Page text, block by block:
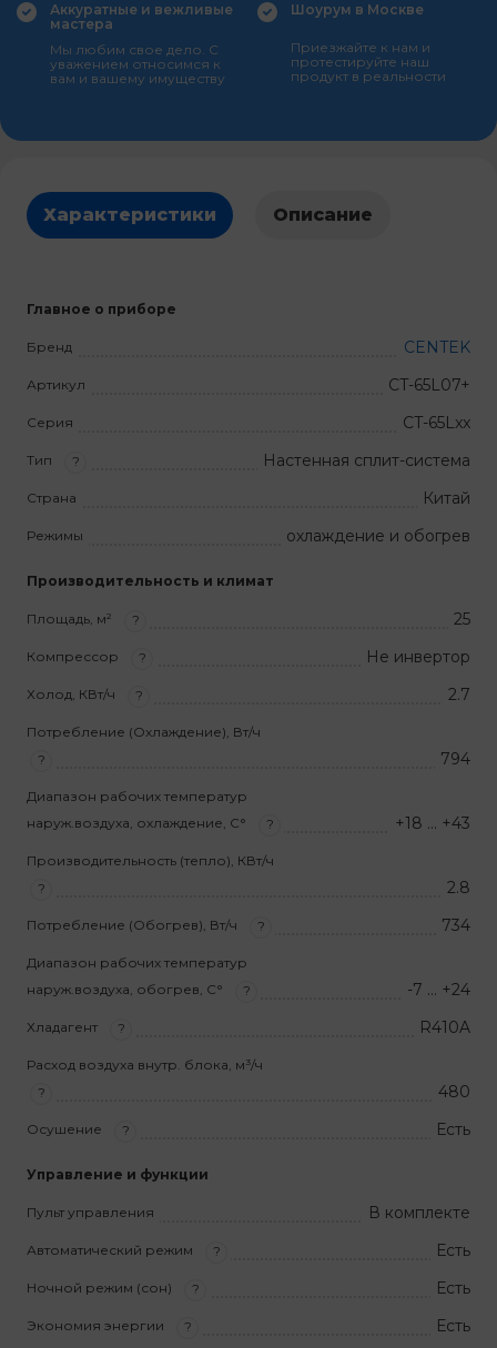
Аккуратные и вежливые
мастера
Мы любим свое дело. С
уважением относимся к
вам и вашему имуществу
Шоурум в Москве
Приезжайте к нам и
протестируйте наш
продукт в реальности
Характеристики Описание
Главное о приборе
Бренд CENTEK
Артикул CT-65L07+
Серия CT-65Lxx
Тип ? Настенная сплит-система
Страна Китай
Режимы охлаждение и обогрев
Производительность и климат
Площадь, м² ? 25
Компрессор ? Не инвертор
Холод, КВт/ч ? 2.7
Потребление (Охлаждение), Вт/ч
?
794
Диапазон рабочих температур
наруж.воздуха, охлаждение, С°
? +18 … +43
Производительность (тепло), КВт/ч
?
2.8
Потребление (Обогрев), Вт/ч ? 734
Диапазон рабочих температур
наруж.воздуха, обогрев, С°
? -7 … +24
Хладагент ? R410A
Расход воздуха внутр. блока, м³/ч
?
480
Осушение ? Есть
Управление и функции
Пульт управления В комплекте
Автоматический режим ? Есть
Ночной режим (сон) ? Есть
Экономия энергии ? Есть